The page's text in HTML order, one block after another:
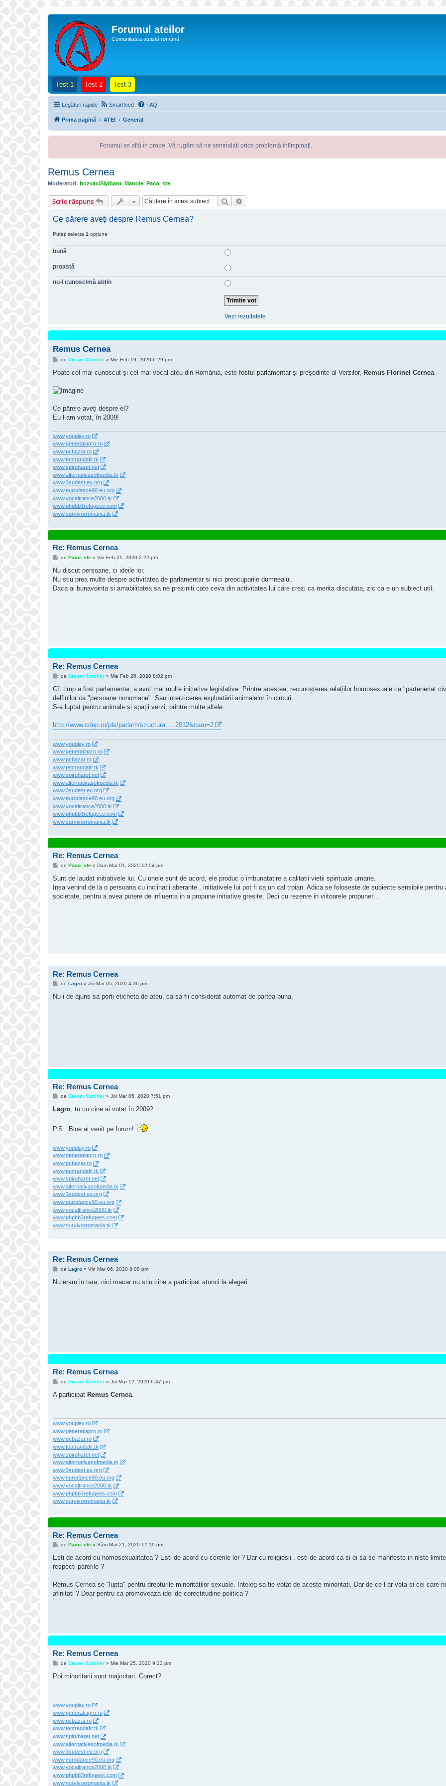
Forumul ateilor
Comunitatea ateistă română
Test 1 (Opens a new tab)
Test 2(Opens a new tab)
Test 3(Opens a new tab)
Legături rapide Smartfeed FAQ
Prima pagină ATEI General
Forumul se află în probe. Vă rugăm să ne semnalați orice problemă întîmpinați.
Remus Cernea
Moderatori: bozvaciSiylbaru Manole Paco_ste
Scrie răspuns Căutare
Ce părere aveți despre Remus Cernea?
Puteţi selecta 1 opțiune
bună
proastă
nu-l cunosc/mă abțin
Vezi rezultatele
Remus Cernea
M
s
de Dream Catcher» Mie Feb 19, 2020 6:29 pm
Poate cel mai cunoscut și cel mai vocal ateu din România, este fostul parlamentar și președinte al Verzilor, Remus Florinel Cernea
Ce părere aveți despre el?
Eu l-am votat, în 2009!
www.youplay.ro
www.generatiapro.ro
www.pcbazar.ro
www.teotrandafir.tk
www.spiruharet.net
www.alternativasoftpedia.tk
www.3sudest.eu.org
www.eurodance90.eu.org
www.vocaltrance2000.tk
www.phpbb3refugees.com
www.survivorromania.tk
Re: Remus Cernea
M
s
j
de Paco_ste» Vin Feb 21, 2020 2:22 pm
Nu discut persoane, ci ideile lor.
Nu stiu prea multe despre activitatea de parlamentar si nici preocuparile dumnealui.
Daca ai bunavointa si amabilitatea sa ne preziniti cate ceva din activitatea lui care crezi ca merita discutata, zic ca e un subiect util.
Re: Remus Cernea
M
s
j
de Dream Catcher» Mie Feb 26, 2020 8:02 pm
Cît timp a fost parlamentar, a avut mai multe inițiative legislative. Printre acestea, recunoșterea relațiilor homosexuale ca "parteneriat
delfinilor ca "persoane nonumane". Sau interzicerea exploatării animalelor în circuri.
S-a luptat pentru animale și spații verzi, printre multe altele.
http://www.cdep.ro/pls/parlam/structura ... 2012&cam=2
www.youplay.ro
www.generatiapro.ro
www.pcbazar.ro
www.teotrandafir.tk
www.spiruharet.net
www.alternativasoftpedia.tk
www.3sudest.eu.org
www.eurodance90.eu.org
www.vocaltrance2000.tk
www.phpbb3refugees.com
www.survivorromania.tk
Re: Remus Cernea
M
s
j
de Paco_ste» Dum Mar 01, 2020 12:04 pm
Sunt de laudat initiativele lui. Cu unele sunt de acord, ele produc o imbunatatire a calitatii vietii spirituale umane.
Insa venind de la o persoana cu inclinatii aberante , initiativele lui pot fi ca un cal troian. Adica se foloseste de subiecte sensibile pentru
societate, pentru a avea putere de influenta in a propune initiative gresite. Deci cu rezerve in viitoarele propuneri .
Re: Remus Cernea
M
s
de Lagro» Joi Mar 05, 2020 4:36 pm
Nu-i de ajuns sa porti eticheta de ateu, ca sa fii considerat automat de partea buna.
Re: Remus Cernea
M
s
a
de Dream Catcher» Joi Mar 05, 2020 7:51 pm
Lagro, tu cu cine ai votat în 2009?
P.S.: Bine ai venit pe forum!
www.youplay.ro
www.generatiapro.ro
www.pcbazar.ro
www.teotrandafir.tk
www.spiruharet.net
www.alternativasoftpedia.tk
www.3sudest.eu.org
www.eurodance90.eu.org
www.vocaltrance2000.tk
www.phpbb3refugees.com
www.survivorromania.tk
Re: Remus Cernea
M
s
de Lagro» Vin Mar 06, 2020 8:08 pm
Nu eram in tara, nici macar nu stiu cine a participat atunci la alegeri.
Re: Remus Cernea
M
s
a
de Dream Catcher» Joi Mar 12, 2020 6:47 pm
A participat Remus Cernea
www.youplay.ro
www.generatiapro.ro
www.pcbazar.ro
www.teotrandafir.tk
www.spiruharet.net
www.alternativasoftpedia.tk
www.3sudest.eu.org
www.eurodance90.eu.org
www.vocaltrance2000.tk
www.phpbb3refugees.com
www.survivorromania.tk
Re: Remus Cernea
M
s
j
de Paco_ste» Sâm Mar 21, 2020 12:19 pm
Esti de acord cu homosexualitatea ? Esti de acord cu cererile lor ? Dar cu religiosii , esti de acord ca si ei sa se manifeste in niste
respecti parerile ?
Remus Cernea se "lupta" pentru drepturile minoritatilor sexuale. Inteleg sa fie votat de aceste minoritati. Dar de ce l-ar vota si cei care
afinitati ? Doar pentru ca promoveaza idei de corectitudine politica ?
Re: Remus Cernea
M
s
de Dream Catcher» Mie Mar 25, 2020 9:33 pm
Poi minoritarii sunt majoritari. Corect?
www.youplay.ro
www.generatiapro.ro
www.pcbazar.ro
www.teotrandafir.tk
www.spiruharet.net
www.alternativasoftpedia.tk
www.3sudest.eu.org
www.eurodance90.eu.org
www.vocaltrance2000.tk
www.phpbb3refugees.com
www.survivorromania.tk